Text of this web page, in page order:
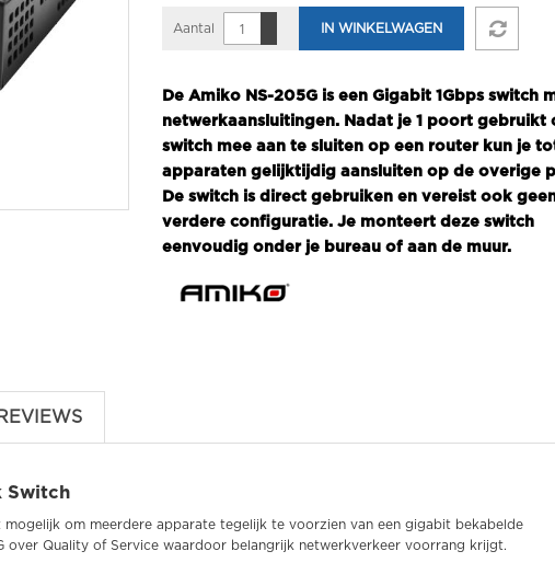
Aantal IN WINKELWAGEN
De Amiko NS-205G is een Gigabit 1Gbps switch
netwerkaansluitingen. Nadat je 1 poort gebruikt
switch mee aan te sluiten op een router kun je
apparaten gelijktijdig aansluiten op de overige
De switch is direct gebruiken en vereist ook
verdere configuratie. Je monteert deze switch
eenvoudig onder je bureau of aan de muur.
REVIEWS
Switch
om meerdere apparate tegelijk te voorzien van een gigabit bekabelde
over Quality of Service waardoor belangrijk netwerkverkeer voorrang krijgt.